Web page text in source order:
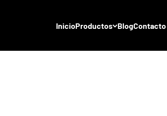
InicioProductos BlogContacto